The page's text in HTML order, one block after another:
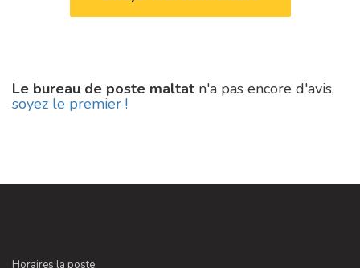
Le bureau de poste maltat n'a pas encore d'avis,
soyez le premier !
Horaires la poste